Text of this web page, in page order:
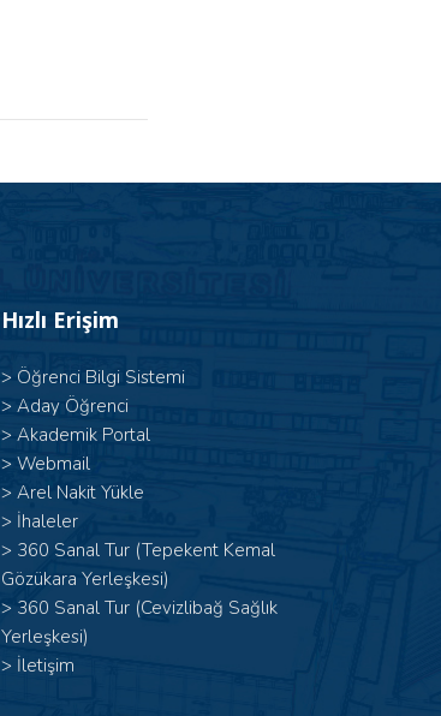
Hızlı Erişim
> Öğrenci Bilgi Sistemi
> Aday Öğrenci
> Akademik Portal
> Webmail
> Arel Nakit Yükle
> İhaleler
> 360 Sanal Tur (Tepekent Kemal
Gözükara Yerleşkesi)
> 360 Sanal Tur (Cevizlibağ Sağlık
Yerleşkesi)
> İletişim